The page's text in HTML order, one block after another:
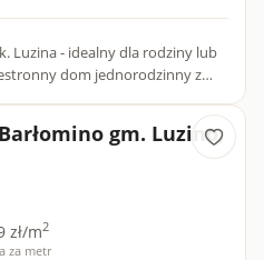
Luzina - idealny dla rodziny lub
dom jednorodzinny z
gm. Luzino,
zł/m2
za metr